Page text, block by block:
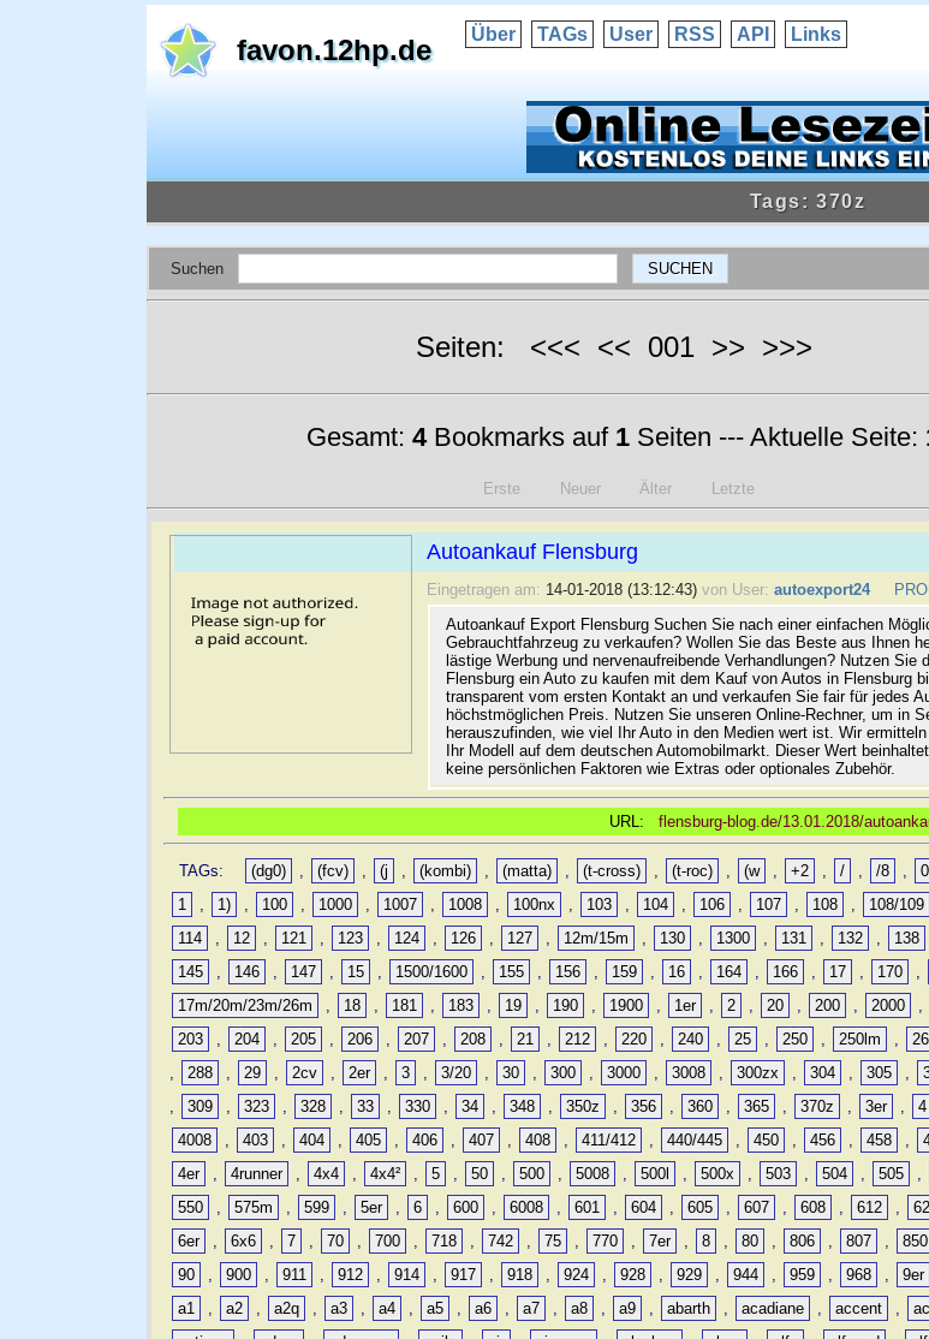
favon.12hp.de Über TAGs User RSS API Links
Tags: 370z
Suchen
Seiten: <<< << 001 >> >>>
Gesamt: 4Bookmarks auf 1Seiten --- Aktuelle Seite:
Erste Neuer Älter Letzte
Autoankauf Flensburg
Eingetragen am: 14-01-2018 (13:12:43) von User: autoexport24
Autoankauf Export Flensburg Suchen Sie nach einer einfachen
Gebrauchtfahrzeug zu verkaufen? Wollen Sie das Beste aus Ihnen
lästige Werbung und nervenaufreibende Verhandlungen? Nutzen Sie
Flensburg ein Auto zu kaufen mit dem Kauf von Autos in Flensburg
transparent vom ersten Kontakt an und verkaufen Sie fair für jedes
höchstmöglichen Preis. Nutzen Sie unseren Online-Rechner, um in
herauszufinden, wie viel Ihr Auto in den Medien wert ist. Wir
Ihr Modell auf dem deutschen Automobilmarkt. Dieser Wert
keine persönlichen Faktoren wie Extras oder optionales Zubehör.
URL: flensburg-blog.de/13.01.2018/
TAGs: (dg0) , (fcv) , (j , (kombi) , (matta) , (t-cross) , (t-roc) , (w , +2 , / , /8 ,
1
, 1) , 100 , 1000 , 1007 , 1008 , 100nx , 103 , 104 , 106 , 107 , 108 , 108/109
114
, 12 , 121 , 123 , 124 , 126 , 127 , 12m/15m , 130 , 1300 , 131 , 132 , 138
145
, 146 , 147 , 15 , 1500/1600 , 155 , 156 , 159 , 16 , 164 , 166 , 17 , 170 ,
17m/20m/23m/26m
, 18 , 181 , 183 , 19 , 190 , 1900 , 1er , 2 , 20 , 200 , 2000 ,
203
, 204 , 205 , 206 , 207 , 208 , 21 , 212 , 220 , 240 , 25 , 250 , 250lm ,
,
288 , 29 , 2cv , 2er , 3 , 3/20 , 30 , 300 , 3000 , 3008 , 300zx , 304 , 305 ,
,
309 , 323 , 328 , 33 , 330 , 34 , 348 , 350z , 356 , 360 , 365 , 370z , 3er , 4
4008
, 403 , 404 , 405 , 406 , 407 , 408 , 411/412 , 440/445 , 450 , 456 , 458 ,
4er
, 4runner , 4x4 , 4x4² , 5 , 50 , 500 , 5008 , 500l , 500x , 503 , 504 , 505 ,
550
, 575m , 599 , 5er , 6 , 600 , 6008 , 601 , 604 , 605 , 607 , 608 , 612 ,
6er
, 6x6 , 7 , 70 , 700 , 718 , 742 , 75 , 770 , 7er , 8 , 80 , 806 , 807 , 850
90
, 900 , 911 , 912 , 914 , 917 , 918 , 924 , 928 , 929 , 944 , 959 , 968 , 9er
a1
, a2 , a2q , a3 , a4 , a5 , a6 , a7 , a8 , a9 , abarth , acadiane , accent ,